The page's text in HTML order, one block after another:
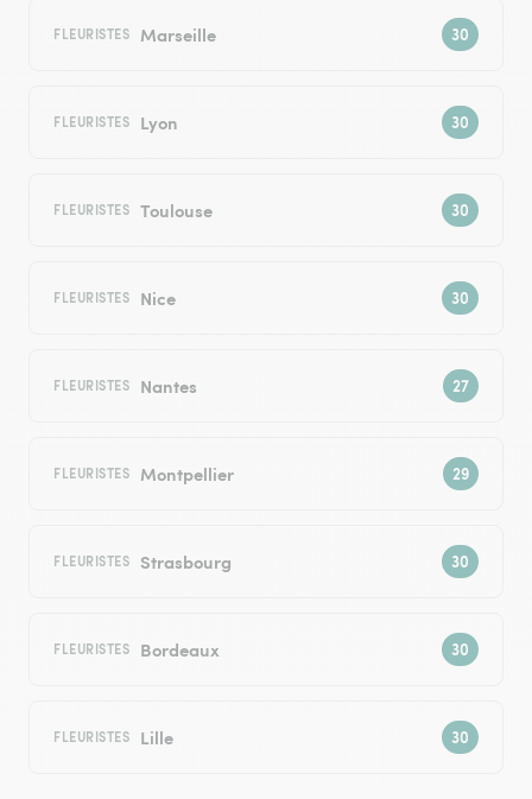
FLEURISTES Marseille
FLEURISTES Lyon
FLEURISTES Toulouse
FLEURISTES Nice
FLEURISTES Nantes
FLEURISTES Montpellier
FLEURISTES Strasbourg
FLEURISTES Bordeaux
FLEURISTES Lille